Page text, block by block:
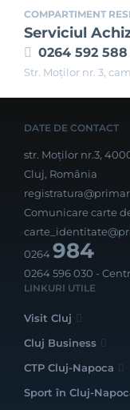
COMPARTIMENT
Serviciul
0264 592 588
Str. Moţilor nr. 3,
DATE DE CONTACT
str. Moților nr.3,
Cluj, România
Comunicare carte
0264984
0264 596 030 -
LINKURI UTILE
Visit Cluj
Cluj Business
CTP Cluj-Napoca
Sport în Cluj-